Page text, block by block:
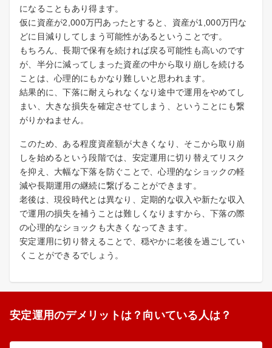
になることもあり得ます。
仮に資産が2,000万円あったとすると、資産が1,000万円な
どに目減りしてしまう可能性があるということです。
もちろん、長期で保有を続ければ戻る可能性も高いのです
が、半分に減ってしまった資産の中から取り崩しを続ける
ことは、心理的にもかなり難しいと思われます。
結果的に、下落に耐えられなくなり途中で運用をやめてし
まい、大きな損失を確定させてしまう、ということにも繋
がりかねません。
このため、ある程度資産額が大きくなり、そこから取り崩
しを始めるという段階では、安定運用に切り替えてリスク
を抑え、大幅な下落を防ぐことで、心理的なショックの軽
減や長期運用の継続に繋げることができます。
老後は、現役時代とは異なり、定期的な収入や新たな収入
で運用の損失を補うことは難しくなりますから、下落の際
の心理的なショックも大きくなってきます。
安定運用に切り替えることで、穏やかに老後を過ごしてい
くことができるでしょう。
安定運用のデメリットは？向いている人は？